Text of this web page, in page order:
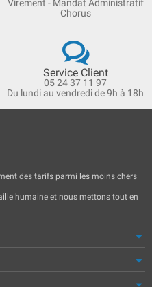
Virement - Mandat Administratif
Chorus
Service Client
05 24 37 11 97
Du lundi au vendredi de 9h à 18h
des tarifs parmi les moins chers
humaine et nous mettons tout en